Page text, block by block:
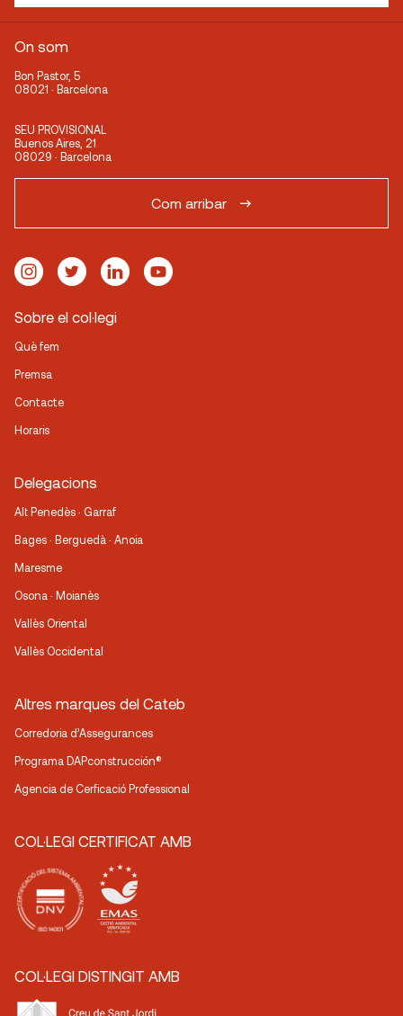
On som
Bon Pastor, 5
08021 · Barcelona
SEU PROVISIONAL
Buenos Aires, 21
08029 · Barcelona
Com arribar
Sobre el col·legi
Què fem
Premsa
Contacte
Horaris
Delegacions
Alt Penedès · Garraf
Bages · Berguedà · Anoia
Maresme
Osona · Moianès
Vallès Oriental
Vallès Occidental
Altres marques del Cateb
Corredoria d’Assegurances
Programa DAPconstrucción®
Agencia de Cerficació Professional
COL·LEGI CERTIFICAT AMB
COL·LEGI DISTINGIT AMB